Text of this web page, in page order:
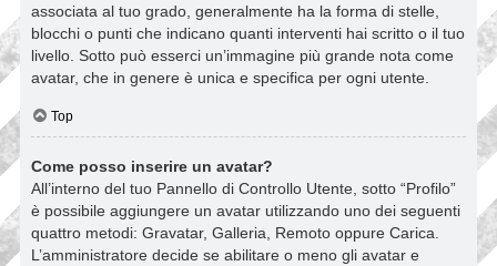
associata al tuo grado, generalmente ha la forma di stelle,
blocchi o punti che indicano quanti interventi hai scritto o il tuo
livello. Sotto può esserci un’immagine più grande nota come
avatar, che in genere è unica e specifica per ogni utente.
Top
Come posso inserire un avatar?
All’interno del tuo Pannello di Controllo Utente, sotto “Profilo”
è possibile aggiungere un avatar utilizzando uno dei seguenti
quattro metodi: Gravatar, Galleria, Remoto oppure Carica.
L’amministratore decide se abilitare o meno gli avatar e